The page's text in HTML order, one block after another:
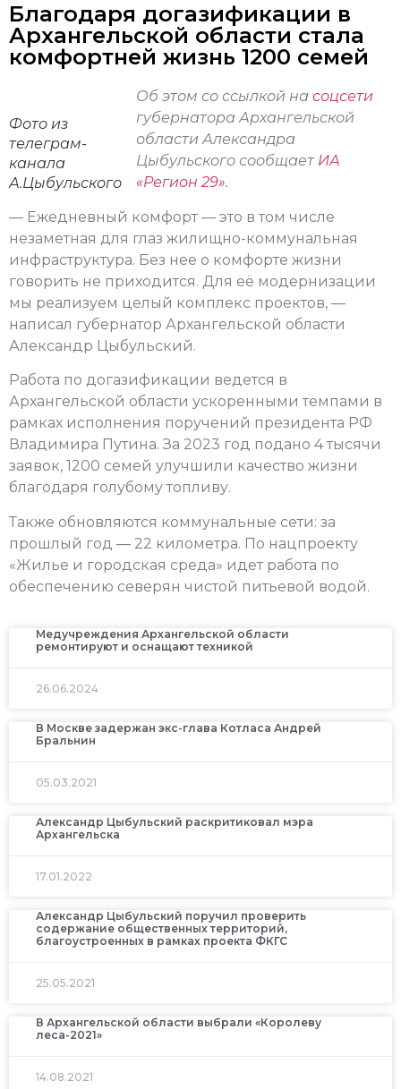
Благодаря догазификации в
Архангельской области стала
комфортней жизнь 1200 семей
Фото из
телеграм-
канала
А.Цыбульского
Об этом со ссылкой на соцсети
губернатора Архангельской
области Александра
Цыбульского сообщает ИА
«Регион 29».
— Ежедневный комфорт — это в том числе
незаметная для глаз жилищно-коммунальная
инфраструктура. Без нее о комфорте жизни
говорить не приходится. Для её модернизации
мы реализуем целый комплекс проектов, —
написал губернатор Архангельской области
Александр Цыбульский.
Работа по догазификации ведется в
Архангельской области ускоренными темпами в
рамках исполнения поручений президента РФ
Владимира Путина. За 2023 год подано 4 тысячи
заявок, 1200 семей улучшили качество жизни
благодаря голубому топливу.
Также обновляются коммунальные сети: за
прошлый год — 22 километра. По нацпроекту
«Жилье и городская среда» идет работа по
обеспечению северян чистой питьевой водой.
Медучреждения Архангельской области
ремонтируют и оснащают техникой
26.06.2024
В Москве задержан экс-глава Котласа Андрей
Бральнин
05.03.2021
Александр Цыбульский раскритиковал мэра
Архангельска
17.01.2022
Александр Цыбульский поручил проверить
содержание общественных территорий,
благоустроенных в рамках проекта ФКГС
25.05.2021
В Архангельской области выбрали «Королеву
леса-2021»
14.08.2021